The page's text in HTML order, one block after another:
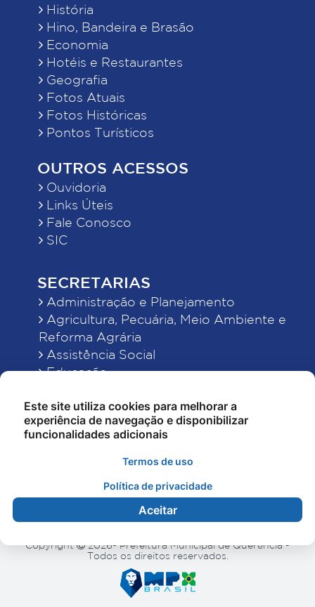
História
Hino, Bandeira e Brasão
Economia
Hotéis e Restaurantes
Geografia
Fotos Atuais
Fotos Históricas
Pontos Turísticos
OUTROS ACESSOS
Ouvidoria
Links Úteis
Fale Conosco
SIC
SECRETARIAS
Administração e Planejamento
Agricultura, Pecuária, Meio Ambiente e
Reforma Agrária
Assistência Social
Educação
Finanças
Indústria, Comércio, Turismo, Ciência e
Tecnologia
Obras Públicas, Estradas e Rodagens
Saúde
Copyright
2026- Prefeitura Municipal de Querência -
Todos os direitos reservados.
Este site utiliza cookies para melhorar a
experiência de navegação e disponibilizar
funcionalidades adicionais
Termos de uso
Política de privacidade
Aceitar